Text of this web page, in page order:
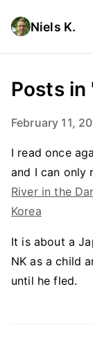
Niels K.
Posts in
February 11,
I read once
and I can only
River in the
Korea
It is about a
NK as a child
until he fled.